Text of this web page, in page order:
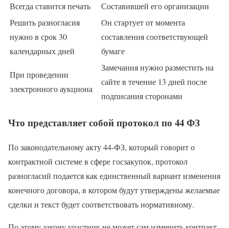
Всегда ставится печать
Составившей его организации
Решить разногласия
нужно в срок 30
календарных дней
Он стартует от момента
составления соответствующей
бумаге
При проведении
электронного аукциона
Замечания нужно разместить на
сайте в течение 13 дней после
подписания сторонами
Что представляет собой протокол по 44 ФЗ
По законодательному акту 44-ФЗ, который говорит о
контрактной системе в сфере госзакупок, протокол
разногласий подается как единственный вариант изменения
конечного договора, в котором будут утверждены желаемые
сделки и текст будет соответствовать нормативному.